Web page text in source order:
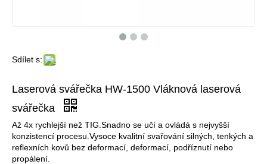
Sdílet s:
Laserová svářečka HW-1500 Vláknová laserová
svářečka
Až 4x rychlejší než TIG.Snadno se učí a ovládá s nejvyšší
konzistencí procesu.Vysoce kvalitní svařování silných, tenkých a
reflexních kovů bez deformací, deformací, podříznutí nebo
propálení.